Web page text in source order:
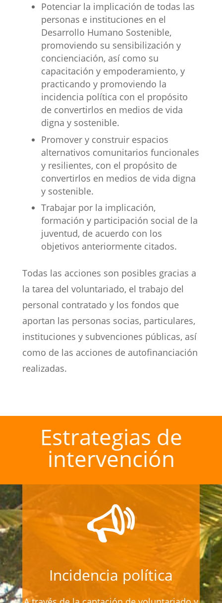
Potenciar la implicación de todas las
personas e instituciones en el
Desarrollo Humano Sostenible,
promoviendo su sensibilización y
concienciación, así como su
capacitación y empoderamiento, y
practicando y promoviendo la
incidencia política con el propósito
de convertirlos en medios de vida
digna y sostenible.
Promover y construir espacios
alternativos comunitarios funcionales
y resilientes, con el propósito de
convertirlos en medios de vida digna
y sostenible.
Trabajar por la implicación,
formación y participación social de la
juventud, de acuerdo con los
objetivos anteriormente citados.
Todas las acciones son posibles gracias a
la tarea del voluntariado, el trabajo del
personal contratado y los fondos que
aportan las personas socias, particulares,
instituciones y subvenciones públicas, así
como de las acciones de autofinanciación
realizadas.
Estrategias de
intervención
Incidencia política